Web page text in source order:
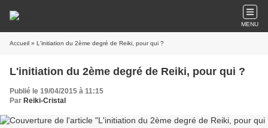
MENU
Accueil » L'initiation du 2ème degré de Reiki, pour qui ?
L'initiation du 2ème degré de Reiki, pour qui ?
Publié le 19/04/2015 à 11:15
Par Reiki-Cristal